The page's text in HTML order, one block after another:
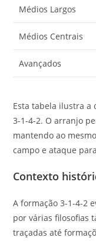
Médios Largos
Médios Centrais
Avançados
Esta tabela ilustra a
3-1-4-2. O arranjo
mantendo ao
campo e ataque
Contexto
A formação 3-1-4-2
por várias filosofias
traçadas até